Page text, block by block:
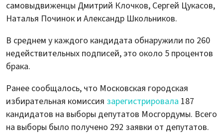
самовыдвиженцы Дмитрий Клочков, Сергей Цукасов,
Наталья Починок и Александр Школьников.
В среднем у каждого кандидата обнаружили по 260
недействительных подписей, это около 5 процентов
брака.
Ранее сообщалось, что Московская городская
избирательная комиссия зарегистрировала 187
кандидатов на выборы депутатов Мосгордумы. Всего
на выборы было получено 292 заявки от депутатов.